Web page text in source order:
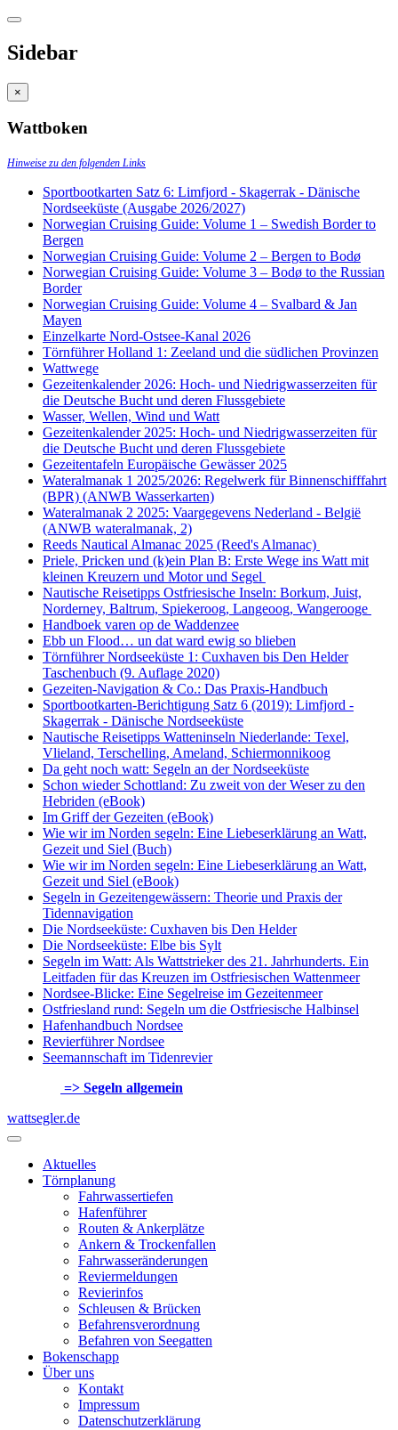
Sidebar
×
Wattboken
Hinweise zu den folgenden Links
Sportbootkarten Satz 6: Limfjord - Skagerrak - Dänische
Nordseeküste (Ausgabe 2026/2027)
Norwegian Cruising Guide: Volume 1 – Swedish Border to
Bergen
Norwegian Cruising Guide: Volume 2 – Bergen to Bodø
Norwegian Cruising Guide: Volume 3 – Bodø to the Russian
Border
Norwegian Cruising Guide: Volume 4 – Svalbard & Jan
Mayen
Einzelkarte Nord-Ostsee-Kanal 2026
Törnführer Holland 1: Zeeland und die südlichen Provinzen
Wattwege
Gezeitenkalender 2026: Hoch- und Niedrigwasserzeiten für
die Deutsche Bucht und deren Flussgebiete
Wasser, Wellen, Wind und Watt
Gezeitenkalender 2025: Hoch- und Niedrigwasserzeiten für
die Deutsche Bucht und deren Flussgebiete
Gezeitentafeln Europäische Gewässer 2025
Wateralmanak 1 2025/2026: Regelwerk für Binnenschifffahrt
(BPR) (ANWB Wasserkarten)
Wateralmanak 2 2025: Vaargegevens Nederland - België
(ANWB wateralmanak, 2)
Reeds Nautical Almanac 2025 (Reed's Almanac)
Priele, Pricken und (k)ein Plan B: Erste Wege ins Watt mit
kleinen Kreuzern und Motor und Segel
Nautische Reisetipps Ostfriesische Inseln: Borkum, Juist,
Norderney, Baltrum, Spiekeroog, Langeoog, Wangerooge
Handboek varen op de Waddenzee
Ebb un Flood… un dat ward ewig so blieben
Törnführer Nordseeküste 1: Cuxhaven bis Den Helder
Taschenbuch (9. Auflage 2020)
Gezeiten-Navigation & Co.: Das Praxis-Handbuch
Sportbootkarten-Berichtigung Satz 6 (2019): Limfjord -
Skagerrak - Dänische Nordseeküste
Nautische Reisetipps Watteninseln Niederlande: Texel,
Vlieland, Terschelling, Ameland, Schiermonnikoog
Da geht noch watt: Segeln an der Nordseeküste
Schon wieder Schottland: Zu zweit von der Weser zu den
Hebriden (eBook)
Im Griff der Gezeiten (eBook)
Wie wir im Norden segeln: Eine Liebeserklärung an Watt,
Gezeit und Siel (Buch)
Wie wir im Norden segeln: Eine Liebeserklärung an Watt,
Gezeit und Siel (eBook)
Segeln in Gezeitengewässern: Theorie und Praxis der
Tidennavigation
Die Nordseeküste: Cuxhaven bis Den Helder
Die Nordseeküste: Elbe bis Sylt
Segeln im Watt: Als Wattstrieker des 21. Jahrhunderts. Ein
Leitfaden für das Kreuzen im Ostfriesischen Wattenmeer
Nordsee-Blicke: Eine Segelreise im Gezeitenmeer
Ostfriesland rund: Segeln um die Ostfriesische Halbinsel
Hafenhandbuch Nordsee
Revierführer Nordsee
Seemannschaft im Tidenrevier
=> Segeln allgemein
wattsegler.de
Aktuelles
Törnplanung
Fahrwassertiefen
Hafenführer
Routen & Ankerplätze
Ankern & Trockenfallen
Fahrwasseränderungen
Reviermeldungen
Revierinfos
Schleusen & Brücken
Befahrensverordnung
Befahren von Seegatten
Bokenschapp
Über uns
Kontakt
Impressum
Datenschutzerklärung